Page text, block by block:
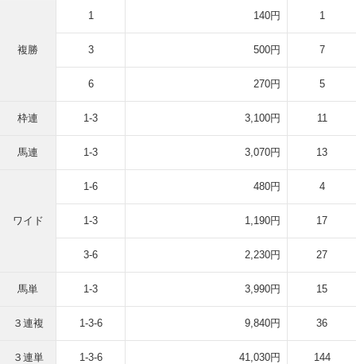
複勝
1 140円 1
3 500円 7
6 270円 5
枠連 1-3 3,100円 11
馬連 1-3 3,070円 13
ワイド
1-6 480円 4
1-3 1,190円 17
3-6 2,230円 27
馬単 1-3 3,990円 15
３連複 1-3-6 9,840円 36
３連単 1-3-6 41,030円 144